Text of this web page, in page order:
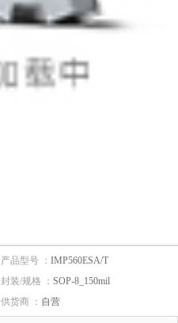
产品型号 ： IMP560ESA/T
封装/规格 ： SOP-8_150mil
供货商 ： 自营